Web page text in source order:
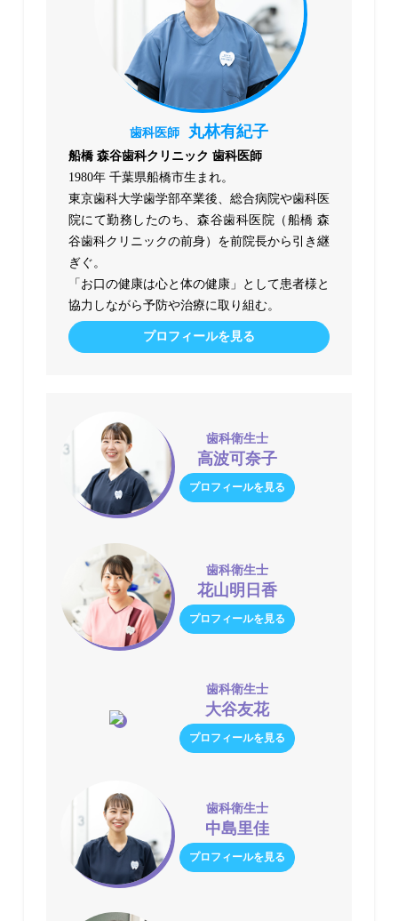
歯科医師 丸林有紀子
船橋 森谷歯科クリニック 歯科医師
1980年 千葉県船橋市生まれ。
東京歯科大学歯学部卒業後、総合病院や歯科医
院にて勤務したのち、森谷歯科医院（船橋 森
谷歯科クリニックの前身）を前院長から引き継
ぎぐ。
「お口の健康は心と体の健康」として患者様と
協力しながら予防や治療に取り組む。
プロフィールを見る
歯科衛生士
高波可奈子
プロフィールを見る
歯科衛生士
花山明日香
プロフィールを見る
歯科衛生士
大谷友花
プロフィールを見る
歯科衛生士
中島里佳
プロフィールを見る